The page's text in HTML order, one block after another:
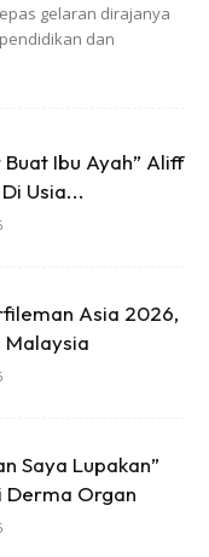
terus boleh
gula organik.
serta merta suhu
gelaran dirajanya
dan
Ibu Ayah” Aliff
Usia...
Asia 2026,
Malaysia
Saya Lupakan”
Derma Organ